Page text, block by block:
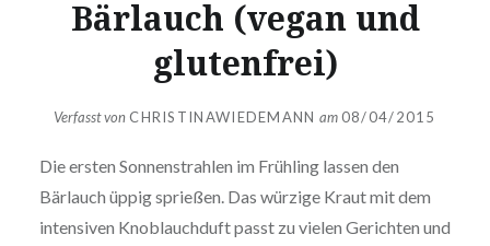
Bärlauch (vegan und
glutenfrei)
Verfasst von CHRISTINAWIEDEMANN am 08/04/2015
Die ersten Sonnenstrahlen im Frühling lassen den
Bärlauch üppig sprießen. Das würzige Kraut mit dem
intensiven Knoblauchduft passt zu vielen Gerichten und